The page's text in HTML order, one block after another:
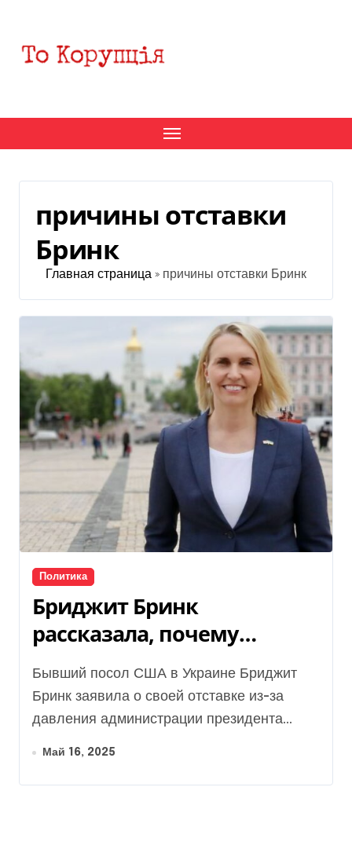
содержанию
причины отставки
Бринк
Главная страница » причины отставки Бринк
Политика
Бриджит Бринк
рассказала, почему
покинула пост посла США
в Украине
Бывший посол США в Украине Бриджит
Бринк заявила о своей отставке из-за
давления администрации президента...
Май 16, 2025